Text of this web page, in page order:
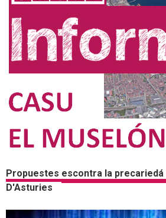
Propuestes escontra la
D'Asturies